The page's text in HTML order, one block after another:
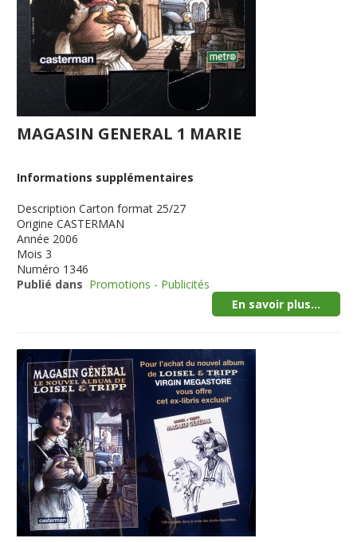
MAGASIN GENERAL 1 MARIE
Informations supplémentaires
Description Carton format 25/27
Origine CASTERMAN
Année 2006
Mois 3
Numéro 1346
Publié dans Promotions - Publicités
En savoir plus...